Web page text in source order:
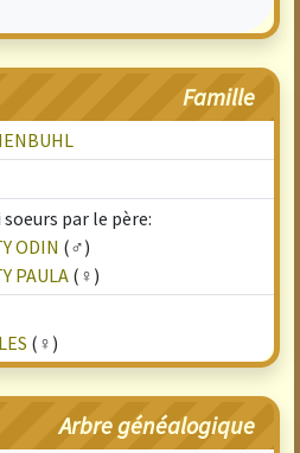
Famille
par le père:
ODIN (♂)
PAULA (♀)
(♀)
Arbre généalogique